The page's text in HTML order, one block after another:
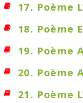
17. Poème
18. Poème
19. Poème
20. Poème
21. Poème